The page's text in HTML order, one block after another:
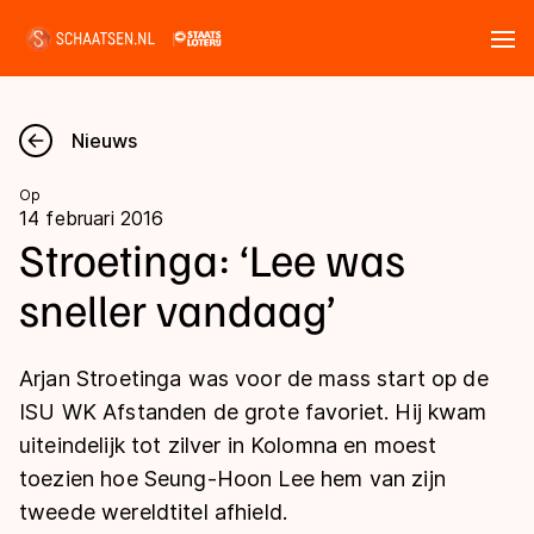
Nieuws
Kalender
Disciplines
Langebaan
Shorttrack
Inlineskaten
Uitslagen
Langebaan
Shorttrack
Marathon
Tijden & historie
Ranglijsten Langebaan
Nieuws
Op
14 februari 2016
Stroetinga: ‘Lee was
sneller vandaag’
Arjan Stroetinga was voor de mass start op de
ISU WK Afstanden de grote favoriet. Hij kwam
uiteindelijk tot zilver in Kolomna en moest
toezien hoe Seung-Hoon Lee hem van zijn
tweede wereldtitel afhield.